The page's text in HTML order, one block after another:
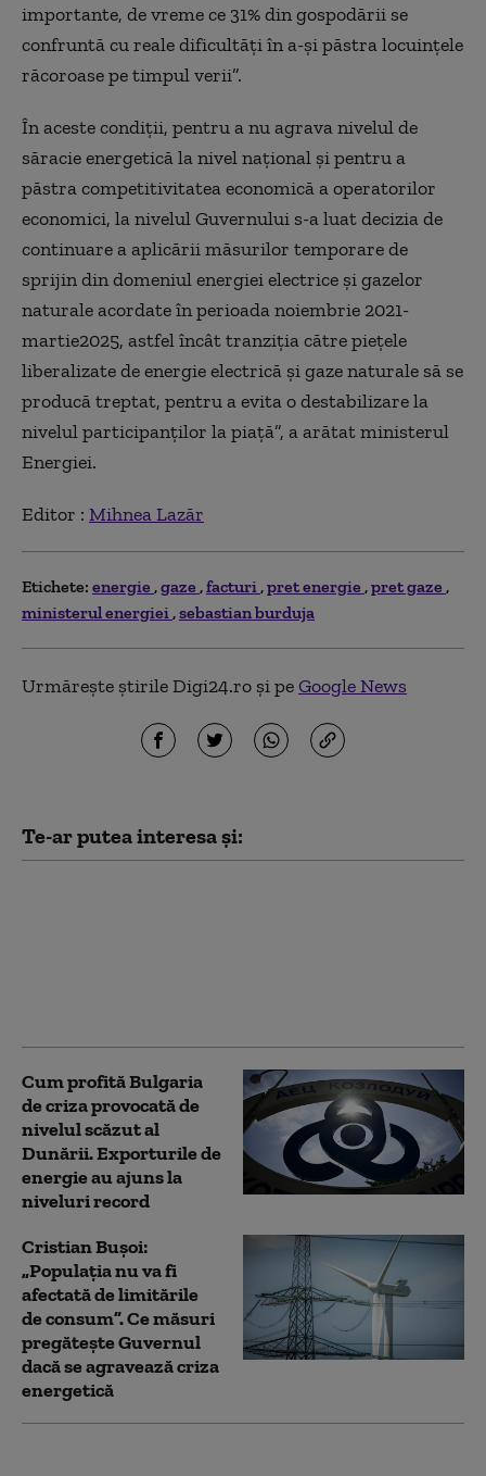
importante, de vreme ce 31% din gospodării se
confruntă cu reale dificultăți în a-și păstra locuințele
răcoroase pe timpul verii”.
În aceste condiții, pentru a nu agrava nivelul de
săracie energetică la nivel național și pentru a
păstra competitivitatea economică a operatorilor
economici, la nivelul Guvernului s-a luat decizia de
continuare a aplicării măsurilor temporare de
sprijin din domeniul energiei electrice și gazelor
naturale acordate în perioada noiembrie 2021-
martie2025, astfel încât tranziția către piețele
liberalizate de energie electrică și gaze naturale să se
producă treptat, pentru a evita o destabilizare la
nivelul participanților la piață”, a arătat ministerul
Energiei.
Editor : Mihnea Lazăr
Etichete: energie gaze facturi pret energie pret gaze
ministerul energiei sebastian burduja
Urmărește știrile Digi24.ro și peGoogle News
Te-ar putea interesa și:
Cum profită Bulgaria
de criza provocată de
nivelul scăzut al
Dunării. Exporturile de
energie au ajuns la
niveluri record
Cristian Bușoi:
„Populația nu va fi
afectată de limitările
de consum”. Ce măsuri
pregătește Guvernul
dacă se agravează criza
energetică